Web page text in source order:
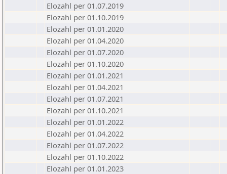
Elozahl per 01.07.2019
Elozahl per 01.10.2019
Elozahl per 01.01.2020
Elozahl per 01.04.2020
Elozahl per 01.07.2020
Elozahl per 01.10.2020
Elozahl per 01.01.2021
Elozahl per 01.04.2021
Elozahl per 01.07.2021
Elozahl per 01.10.2021
Elozahl per 01.01.2022
Elozahl per 01.04.2022
Elozahl per 01.07.2022
Elozahl per 01.10.2022
Elozahl per 01.01.2023